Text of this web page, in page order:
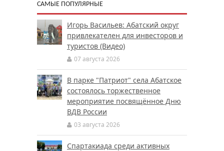
САМЫЕ ПОПУЛЯРНЫЕ
Игорь Васильев: Абатский округ
привлекателен для инвесторов и
туристов (Видео)
07 августа 2026
В парке "Патриот" села Абатское
состоялось торжественное
мероприятие посвящённое Дню
ВДВ России
03 августа 2026
Спартакиада среди активных